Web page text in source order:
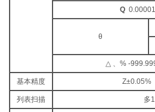
Q
θ
△ 、% -
基本精度 Z±0.05%
列表扫描 多